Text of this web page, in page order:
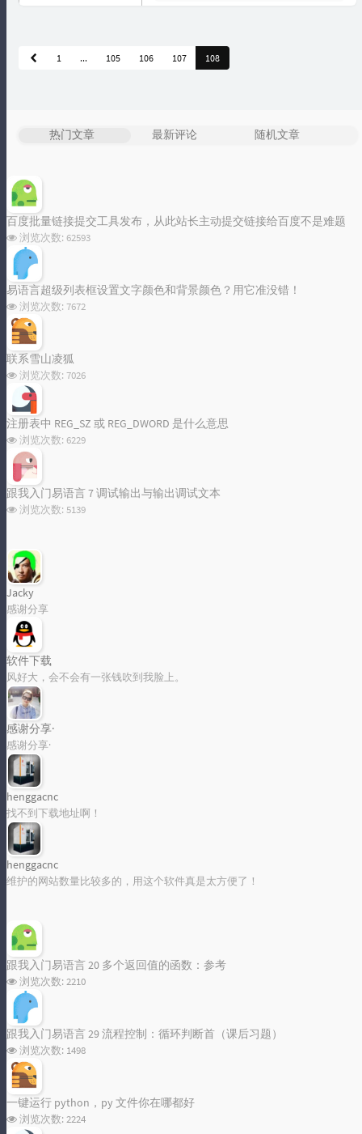
1 ... 105 106 107 108
热门文章 最新评论 随机文章
百度批量链接提交工具发布，从此站长主动提交链接给百度不是难题
浏览次数: 62593
易语言超级列表框设置文字颜色和背景颜色？用它准没错！
浏览次数: 7672
联系雪山凌狐
浏览次数: 7026
注册表中 REG_SZ 或 REG_DWORD 是什么意思
浏览次数: 6229
跟我入门易语言 7 调试输出与输出调试文本
浏览次数: 5139
Jacky
感谢分享
软件下载
风好大，会不会有一张钱吹到我脸上。
感谢分享·
感谢分享·
henggacnc
找不到下载地址啊！
henggacnc
维护的网站数量比较多的，用这个软件真是太方便了！
跟我入门易语言 20 多个返回值的函数：参考
浏览次数: 2210
跟我入门易语言 29 流程控制：循环判断首（课后习题）
浏览次数: 1498
一键运行 python，py 文件你在哪都好
浏览次数: 2224